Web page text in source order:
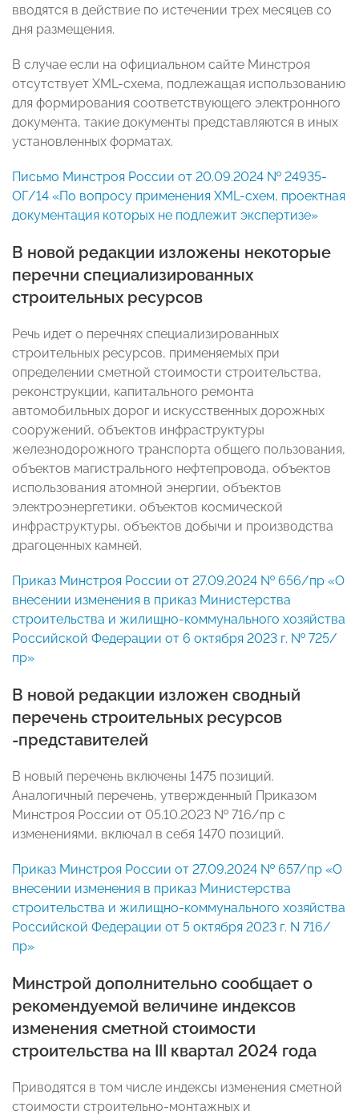
вводятся в действие по истечении трех месяцев со
дня размещения.
В случае если на официальном сайте Минстроя
отсутствует XML-схема, подлежащая использованию
для формирования соответствующего электронного
документа, такие документы представляются в иных
установленных форматах.
Письмо Минстроя России от 20.09.2024 № 24935-
ОГ/14 «По вопросу применения XML-схем, проектная
документация которых не подлежит экспертизе»
В новой редакции изложены некоторые
перечни специализированных
строительных ресурсов
Речь идет о перечнях специализированных
строительных ресурсов, применяемых при
определении сметной стоимости строительства,
реконструкции, капитального ремонта
автомобильных дорог и искусственных дорожных
сооружений, объектов инфраструктуры
железнодорожного транспорта общего пользования,
объектов магистрального нефтепровода, объектов
использования атомной энергии, объектов
электроэнергетики, объектов космической
инфраструктуры, объектов добычи и производства
драгоценных камней.
Приказ Минстроя России от 27.09.2024 № 656/пр «О
внесении изменения в приказ Министерства
строительства и жилищно-коммунального хозяйства
Российской Федерации от 6 октября 2023 г. № 725/
пр»
В новой редакции изложен сводный
перечень строительных ресурсов
-представителей
В новый перечень включены 1475 позиций.
Аналогичный перечень, утвержденный Приказом
Минстроя России от 05.10.2023 № 716/пр с
изменениями, включал в себя 1470 позиций.
Приказ Минстроя России от 27.09.2024 № 657/пр «О
внесении изменения в приказ Министерства
строительства и жилищно-коммунального хозяйства
Российской Федерации от 5 октября 2023 г. N 716/
пр»
Минстрой дополнительно сообщает о
рекомендуемой величине индексов
изменения сметной стоимости
строительства на III квартал 2024 года
Приводятся в том числе индексы изменения сметной
стоимости строительно-монтажных и